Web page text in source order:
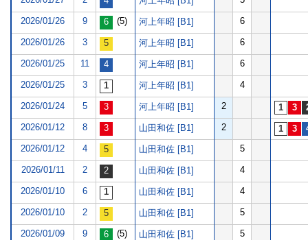
2026/01/26 9 (5) 河上年昭 [B1] 6
2026/01/26 3 河上年昭 [B1] 6
2026/01/25 11 河上年昭 [B1] 6
2026/01/25 3 河上年昭 [B1] 4
2026/01/24 5 河上年昭 [B1] 2
2026/01/12 8 山田和佐 [B1] 2
2026/01/12 4 山田和佐 [B1] 5
2026/01/11 2 山田和佐 [B1] 4
2026/01/10 6 山田和佐 [B1] 4
2026/01/10 2 山田和佐 [B1] 5
2026/01/09 9 (5) 山田和佐 [B1] 5